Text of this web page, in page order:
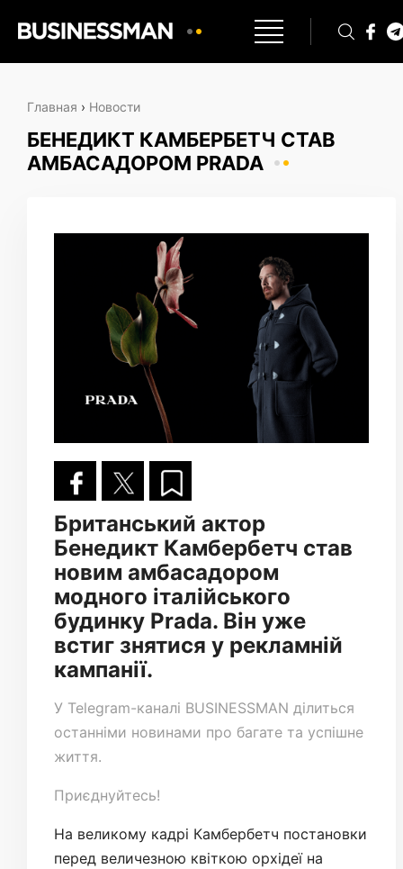
Главная › Новости
БЕНЕДИКТ КАМБЕРБЕТЧ СТАВ
АМБАСАДОРОМ PRADA
Британський актор
Бенедикт Камбербетч став
новим амбасадором
модного італійського
будинку Prada. Він уже
встиг знятися у рекламній
кампанії.
У Telegram-каналі BUSINESSMAN ділиться
останніми новинами про багате та успішне
життя.
Приєднуйтесь!
На великому кадрі Камбербетч постановки
перед величезною квіткою орхідеї на